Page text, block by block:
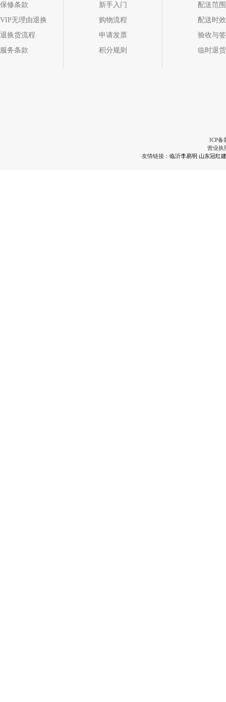
保修条款
VIP无理由退换
退换货流程
服务条款
新手入门
购物流程
申请发票
积分规则
配送范围
配送时效
验收与
临时退货
ICP备
营业执
友情链接： 临沂李易明 山东冠红